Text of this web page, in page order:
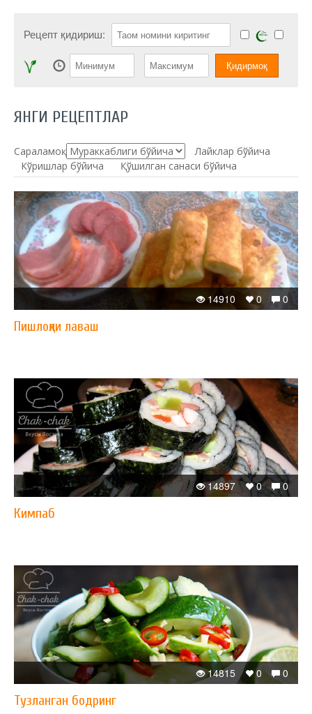
Рецепт қидириш:
ЯНГИ РЕЦЕПТЛАР
Сараламоқ:
Лайклар бўйича
Кўришлар бўйича
Қўшилган санаси бўйича
0
0
14910
Пишлоқли лаваш
0
0
14897
Кимпаб
0
0
14815
Тузланган бодринг